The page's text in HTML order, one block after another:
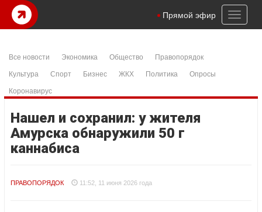
Toggle
Прямой эфир
Все новости Экономика Общество
Правопорядок
Культура
Спорт Бизнес ЖКХ Политика
Опросы
Коронавирус
Нашел и сохранил: у жителя
Амурска обнаружили 50 г
каннабиса
ПРАВОПОРЯДОК 11:52, 11 июня 2026 года